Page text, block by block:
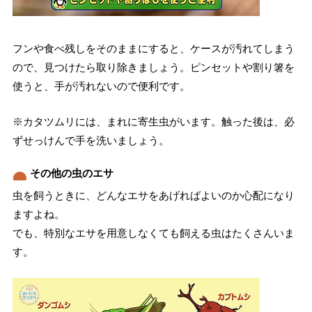
フンや食べ残しをそのままにすると、ケースが汚れてしまう
ので、見つけたら取り除きましょう。ピンセットや割り箸を
使うと、手が汚れないので便利です。
※カタツムリには、まれに寄生虫がいます。触った後は、必
ずせっけんで手を洗いましょう。
その他の虫のエサ
虫を飼うときに、どんなエサをあげればよいのか心配になり
ますよね。
でも、特別なエサを用意しなくても飼える虫はたくさんいま
す。